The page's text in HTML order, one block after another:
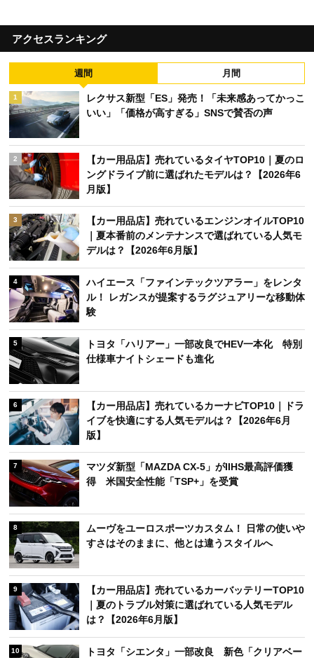
アクセスランキング
週間 月間
1
レクサス新型「ES」発売！「未来感あってかっこ
いい」「価格が高すぎる」SNSで賛否の声
2
【カー用品店】売れているタイヤTOP10｜夏のロ
ングドライブ前に選ばれたモデルは？【2026年6
月版】
3
【カー用品店】売れているエンジンオイルTOP10
｜夏本番前のメンテナンスで選ばれている人気モ
デルは？【2026年6月版】
4
ハイエース「ファインテックツアラー」をレンタ
ル！ レガンスが提案するラグジュアリーな移動体
験
5
トヨタ「ハリアー」一部改良でHEV一本化 特別
仕様車ナイトシェードも進化
6
【カー用品店】売れているカーナビTOP10｜ドラ
イブを快適にする人気モデルは？【2026年6月
版】
7
マツダ新型「MAZDA CX-5」がIIHS最高評価獲
得 米国安全性能「TSP+」を受賞
8
ムーヴをユーロスポーツカスタム！ 日常の使いや
すさはそのままに、他とは違うスタイルへ
9
【カー用品店】売れているカーバッテリーTOP10
｜夏のトラブル対策に選ばれている人気モデル
は？【2026年6月版】
10
トヨタ「シエンタ」一部改良 新色「クリアベー